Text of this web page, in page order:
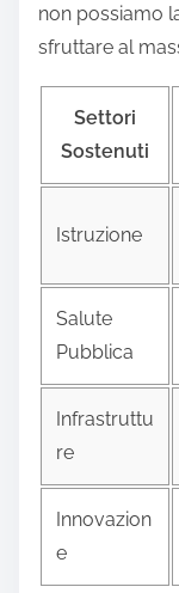
non possiamo
sfruttare al
Settori
Sostenuti
Istruzione
Salute
Pubblica
Infrastruttu
re
Innovazion
e